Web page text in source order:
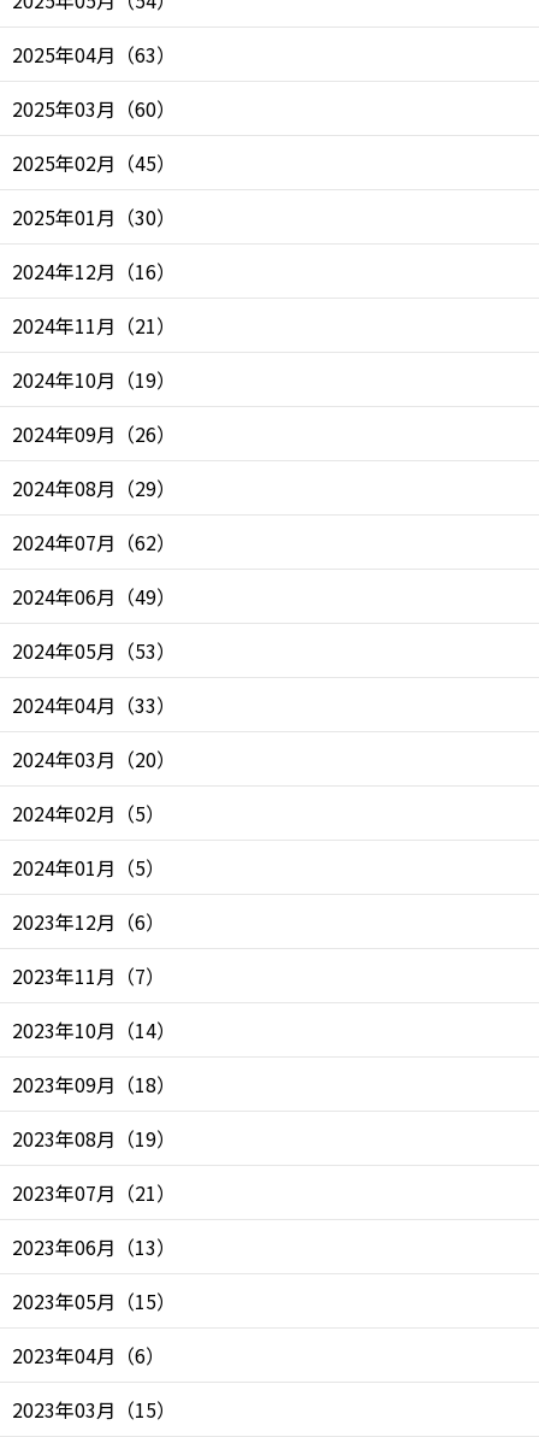
2025年04月 （63）
2025年03月 （60）
2025年02月 （45）
2025年01月 （30）
2024年12月 （16）
2024年11月 （21）
2024年10月 （19）
2024年09月 （26）
2024年08月 （29）
2024年07月 （62）
2024年06月 （49）
2024年05月 （53）
2024年04月 （33）
2024年03月 （20）
2024年02月 （5）
2024年01月 （5）
2023年12月 （6）
2023年11月 （7）
2023年10月 （14）
2023年09月 （18）
2023年08月 （19）
2023年07月 （21）
2023年06月 （13）
2023年05月 （15）
2023年04月 （6）
2023年03月 （15）